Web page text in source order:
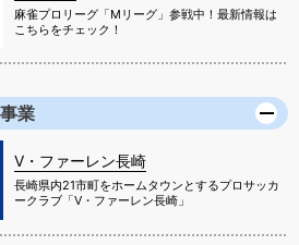
麻雀プロリーグ「Mリーグ」参戦中！最新情報は
こちらをチェック！
業
V・ファーレン長崎
長崎県内21市町をホームタウンとするプロサッカ
ークラブ「V・ファーレン長崎」